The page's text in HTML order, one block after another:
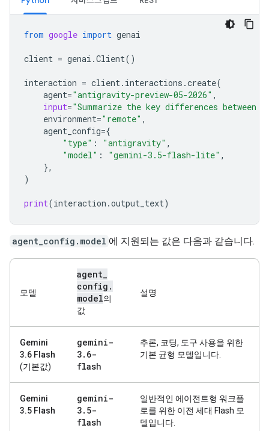
from google import genai
client = genai .Client()
interaction = client. interactions .create(
agent="antigravity-preview-05-2026" ,
input="Summarize the key differences
environment="remote" ,
agent_config={
"type" : "antigravity" ,
"model" : "gemini-3.5-flash-lite" ,
},
)
print(interaction .output_text)
agent_config.model 에 지원되는 값은 다음과 같습니다.
모델
agent
config .
model의
값
설명
Gemini
3.6 Flash
(기본값)
gemini-
3. 6-
flash
추론, 코딩, 도구 사용을 위한
기본 균형 모델입니다.
Gemini
3.5 Flash
gemini-
3. 5-
flash
일반적인 에이전트형 워크플
로를 위한 이전 세대 Flash 모
델입니다.